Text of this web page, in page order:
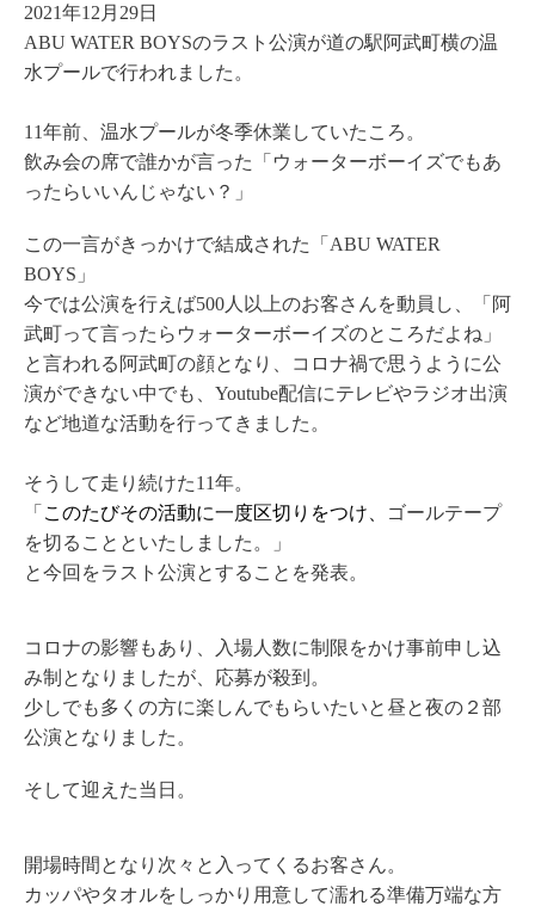
2021年12月29日
ABU WATER BOYSのラスト公演が道の駅阿武町横の温
水プールで行われました。
11年前、温水プールが冬季休業していたころ。
飲み会の席で誰かが言った「ウォーターボーイズでもあ
ったらいいんじゃない？」
この一言がきっかけで結成された「ABU WATER
BOYS」
今では公演を行えば500人以上のお客さんを動員し、「阿
武町って言ったらウォーターボーイズのところだよね」
と言われる阿武町の顔となり、コロナ禍で思うように公
演ができない中でも、Youtube配信にテレビやラジオ出演
など地道な活動を行ってきました。
そうして走り続けた11年。
「 このたびその活動に一度区切りをつけ、
ゴールテープ
を切ることといたしました。」
と今回をラスト公演とすることを発表。
コロナの影響もあり、入場人数に制限をかけ事前申し込
み制となりましたが、応募が殺到。
少しでも多くの方に楽しんでもらいたいと昼と夜の２部
公演となりました。
そして迎えた当日。
開場時間となり次々と入ってくるお客さん。
カッパやタオルをしっかり用意して濡れる準備万端な方